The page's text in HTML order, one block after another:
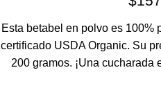
Esta betabel en polvo es 100%
certificado USDA Organic. Su
200 gramos. ¡Una cucharada